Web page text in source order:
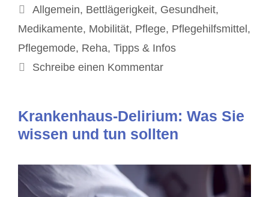
Kategorien
Allgemein, Bettlägerigkeit, Gesundheit,
Medikamente, Mobilität, Pflege, Pflegehilfsmittel,
Pflegemode, Reha, Tipps & Infos
Schreibe einen Kommentar
Krankenhaus-Delirium: Was Sie
wissen und tun sollten